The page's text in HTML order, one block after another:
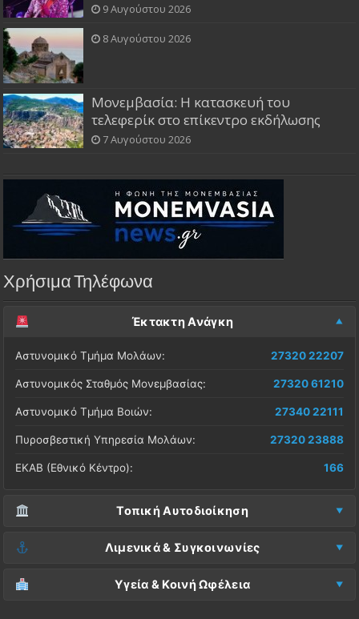
9 Αυγούστου 2026
8 Αυγούστου 2026
Μονεμβασία: Η κατασκευή του
τελεφερίκ στο επίκεντρο εκδήλωσης
7 Αυγούστου 2026
Χρήσιμα Τηλέφωνα
Έκτακτη Ανάγκη
Αστυνομικό Τμήμα Μολάων: 27320 22207
Αστυνομικός Σταθμός Μονεμβασίας: 27320 61210
Αστυνομικό Τμήμα Βοιών: 27340 22111
Πυροσβεστική Υπηρεσία Μολάων: 27320 23888
ΕΚΑΒ (Εθνικό Κέντρο): 166
Τοπική Αυτοδιοίκηση
Δήμος Μονεμβασίας (Έδρα):
Λιμενικά & Συγκοινωνίες
Λιμεναρχείο Μονεμβασίας:
Υγεία & Κοινή Ωφέλεια